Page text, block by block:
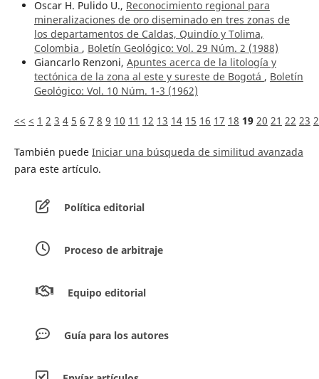
Oscar H. Pulido U., Reconocimiento regional para
mineralizaciones de oro diseminado en tres zonas de
los departamentos de Caldas, Quindío y Tolima,
Colombia , Boletín Geológico: Vol. 29 Núm. 2 (1988)
Giancarlo Renzoni, Apuntes acerca de la litología y
tectónica de la zona al este y sureste de Bogotá , Boletín
Geológico: Vol. 10 Núm. 1-3 (1962)
<< < 1 2 3 4 5 6 7 8 9 10 11 12 13 14 15 16 17 18 19 20 21 22 23
También puede Iniciar una búsqueda de similitud avanzada
para este artículo.
Política editorial
Proceso de arbitraje
Equipo editorial
Guía para los autores